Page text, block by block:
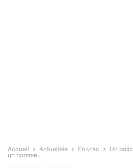
Accueil Actualités En vrac
Un
un homme...